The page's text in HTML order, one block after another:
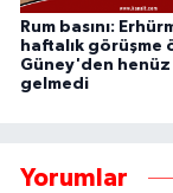
Rum basını:
haftalık görüşme
Güney'den henüz
gelmedi
Yorumlar